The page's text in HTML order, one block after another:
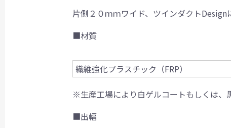
片側２０ｍｍワイド、ツインダクト
■材質
繊維強化プラスチック（FRP）
※生産工場により白ゲルコートもしくは、
■出幅